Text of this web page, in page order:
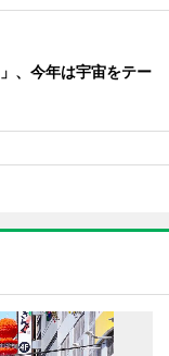
、今年は宇宙をテー